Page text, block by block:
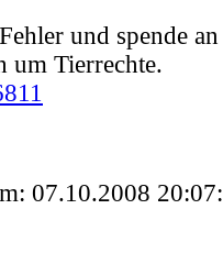
und spende
um Tierrechte.
07.10.2008